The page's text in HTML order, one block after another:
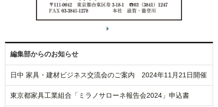
編集部からのお知らせ
日中 家具・建材ビジネス交流会のご案内 2024年11月21日開催
東京都家具工業組合「ミラノサローネ報告会2024」申込書